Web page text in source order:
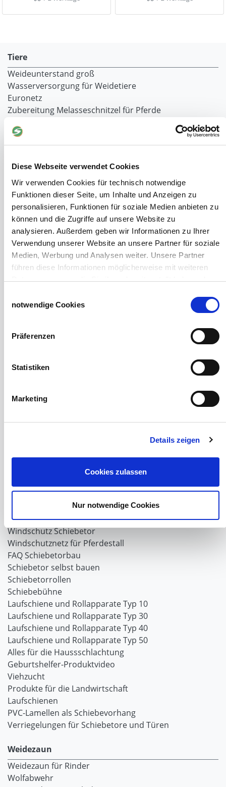
Diese Webseite verwendet Cookies
Wir verwenden Cookies für technisch notwendige
Funktionen dieser Seite, um Inhalte und Anzeigen zu
personalisieren, Funktionen für soziale Medien anbieten zu
können und die Zugriffe auf unsere Website zu
analysieren. Außerdem geben wir Informationen zu Ihrer
Verwendung unserer Website an unsere Partner für soziale
Medien, Werbung und Analysen weiter. Unsere Partner
führen diese Informationen möglicherweise mit weiteren
Daten zusammen, die Sie ihnen bereitgestellt haben oder
haben.
notwendige Cookies
Präferenzen
Statistiken
Marketing
Details zeigen
Cookies zulassen
Nur notwendige Cookies
Tiere
Weideunterstand groß
Wasserversorgung für Weidetiere
Euronetz
Zubereitung Melasseschnitzel für Pferde
Grundlagen der Hühnerhaltung
Tiere Landwirtschaft
Geflügeltränken Ratgeber
Milchfieberprophylaxe
Stallapotheke für Hühner
Saatgut für die Pferdeweide
Windschutzgewebe
Windschutznetze für Reithallen
Galerie Windschutznetze
Windschutznetz für Pferdeführanlagen
Windschutznetz für Pferdestall
Lubratec Fronten
Windschutznetz mit Ösen
Windschutznetz Meterware
Schiebevorhang
Windnetzrecher
Schiebetor über Eck selber bauen
Planenhauben für Unterstände
Hofbedarf
Winter und Landwirtschaft
Windschutz Schiebetor
Windschutznetz für Pferdestall
FAQ Schiebetorbau
Schiebetor selbst bauen
Schiebetorrollen
Schiebebühne
Laufschiene und Rollapparate Typ 10
Laufschiene und Rollapparate Typ 30
Laufschiene und Rollapparate Typ 40
Laufschiene und Rollapparate Typ 50
Alles für die Haussschlachtung
Geburtshelfer-Produktvideo
Viehzucht
Produkte für die Landwirtschaft
Laufschienen
PVC-Lamellen als Schiebevorhang
Verriegelungen für Schiebetore und Türen
Weidezaun
Weidezaun für Rinder
Wolfabwehr